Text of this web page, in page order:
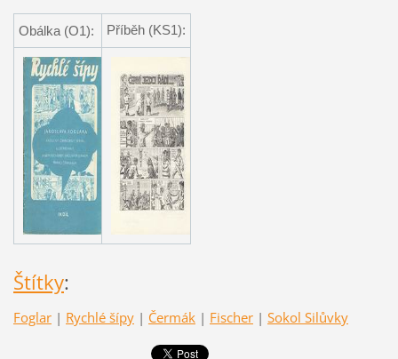
Obálka (O1): Příběh (KS1):
Štítky:
Foglar | Rychlé šípy | Čermák | Fischer | Sokol Silůvky